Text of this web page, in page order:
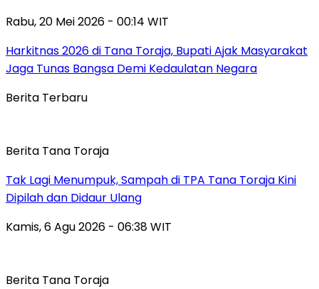
Rabu, 20 Mei 2026 - 00:14 WIT
Harkitnas 2026 di Tana Toraja, Bupati Ajak Masyarakat
Jaga Tunas Bangsa Demi Kedaulatan Negara
Berita Terbaru
Berita Tana Toraja
Tak Lagi Menumpuk, Sampah di TPA Tana Toraja Kini
Dipilah dan Didaur Ulang
Kamis, 6 Agu 2026 - 06:38 WIT
Berita Tana Toraja